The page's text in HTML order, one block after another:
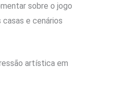
sobre o jogo
e cenários
artística em